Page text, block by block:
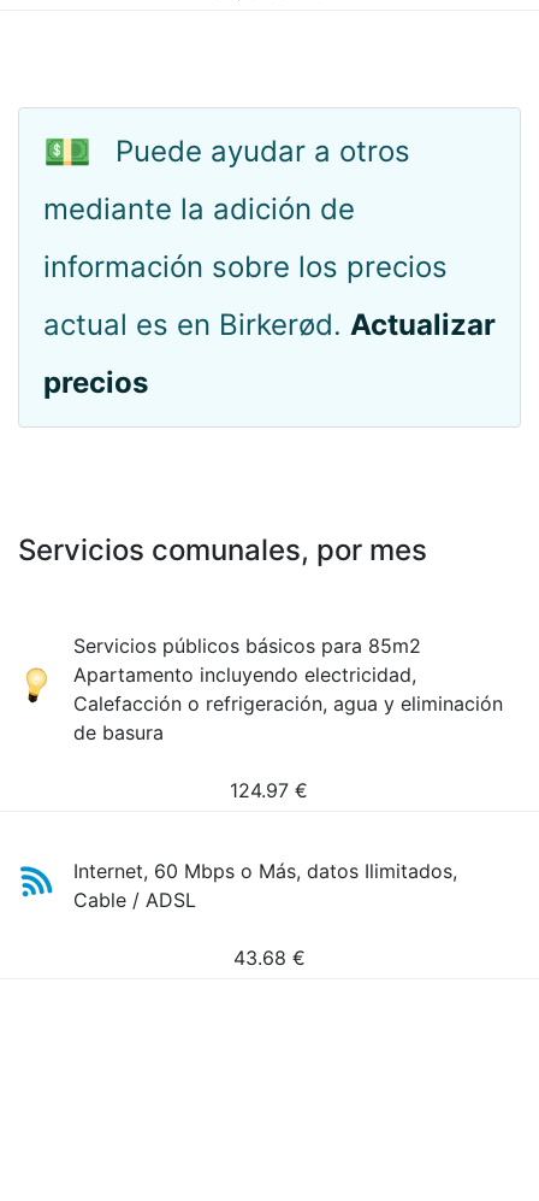
💵
Puede ayudar a otros
mediante la adición de
información sobre los precios
actual es en Birkerød. Actualizar
precios
Servicios comunales, por mes
Servicios públicos básicos para 85m2
Apartamento incluyendo electricidad,
Calefacción o refrigeración, agua y eliminación
de basura
124.97 €
Internet, 60 Mbps o Más, datos Ilimitados,
Cable / ADSL
43.68 €